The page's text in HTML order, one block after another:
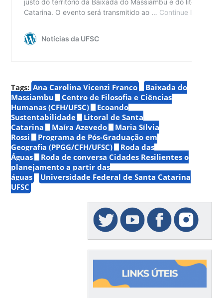
Tags: Ana Carolina Vicenzi Franco
Baixada do
Massiambu
Centro de Filosofia e Ciências
Humanas (CFH/UFSC)
Ecoando
Sustentabilidade
Litoral de Santa
Catarina
Maíra Azevedo
Maria Sílvia
Rossi
Programa de Pós-Graduação em
Geografia (PPGG/CFH/UFSC)
Roda das
Águas
Roda de conversa Cidades Resilientes o
planejamento a partir das
águas
Universidade Federal de Santa Catarina
UFSC